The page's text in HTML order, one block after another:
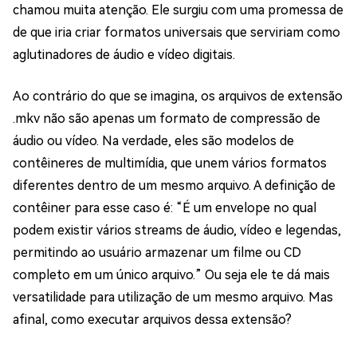
chamou muita atenção. Ele surgiu com uma promessa de
de que iria criar formatos universais que serviriam como
aglutinadores de áudio e vídeo digitais.
Ao contrário do que se imagina, os arquivos de extensão
.mkv não são apenas um formato de compressão de
áudio ou vídeo. Na verdade, eles são modelos de
contêineres de multimídia, que unem vários formatos
diferentes dentro de um mesmo arquivo. A definição de
contêiner para esse caso é: “É um envelope no qual
podem existir vários streams de áudio, vídeo e legendas,
permitindo ao usuário armazenar um filme ou CD
completo em um único arquivo.” Ou seja ele te dá mais
versatilidade para utilização de um mesmo arquivo. Mas
afinal, como executar arquivos dessa extensão?